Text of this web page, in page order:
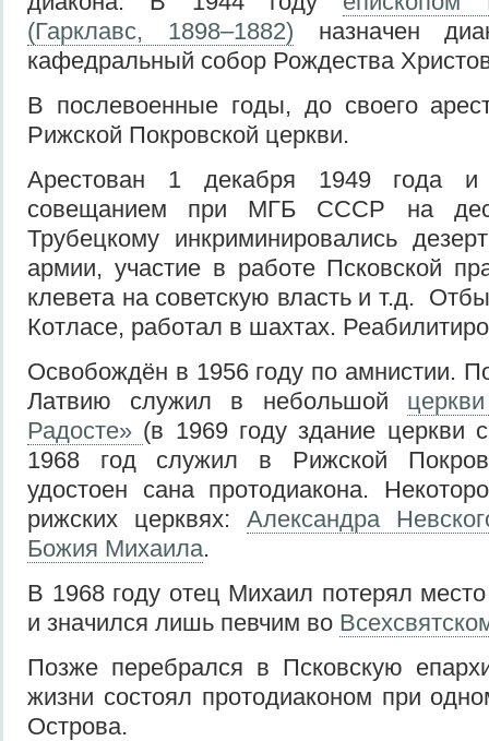
(Гарклавс, 1898–1882) назначен
кафедральный собор Рождества
В послевоенные годы, до своего
Рижской Покровской церкви.
Арестован 1 декабря 1949 года
совещанием при МГБ СССР на
Трубецкому инкриминировались
армии, участие в работе Псковской
клевета на советскую власть и т.д.
Котласе, работал в шахтах.
Освобождён в 1956 году по амнистии.
Латвию служил в небольшой
Радосте» (в 1969 году здание церкви
1968 год служил в Рижской
удостоен сана протодиакона.
рижских церквях: Александра
Божия Михаила.
В 1968 году отец Михаил потерял
и значился лишь певчим во
Позже перебрался в Псковскую
жизни состоял протодиаконом при
Острова.